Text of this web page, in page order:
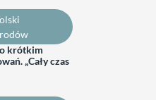
krótkim
„Cały czas